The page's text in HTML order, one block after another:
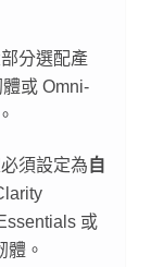
分選配產
或 Omni-
須設定為 自
或
體。